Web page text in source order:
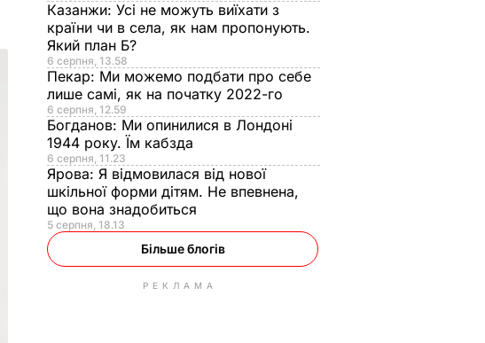
Казанжи: Усі не можуть виїхати з
країни чи в села, як нам пропонують.
Який план Б?
6 серпня, 13.58
Пекар: Ми можемо подбати про себе
лише самі, як на початку 2022-го
6 серпня, 12.59
Богданов: Ми опинилися в Лондоні
1944 року. Їм кабзда
6 серпня, 11.23
Ярова: Я відмовилася від нової
шкільної форми дітям. Не впевнена,
що вона знадобиться
5 серпня, 18.13
Більше блогів
РЕКЛАМА